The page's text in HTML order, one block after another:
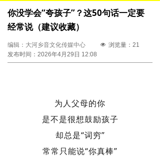
你没学会“夸孩子”？这50句话一定要
经常说（建议收藏）
发布时间： 2026年4月29日 12:08
为人父母的你
是不是很想鼓励孩子
却总是“词穷”
常常只能说“你真棒”
넶 浏览量： 21
编辑：大河乡音文化传媒中心